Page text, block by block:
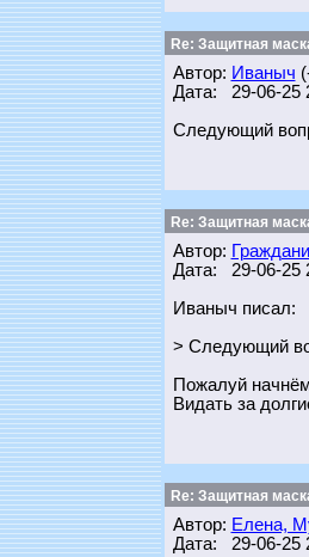
Re: Защитная
Автор: Иваныч
Дата: 29-06-25
Следующий
Re: Защитная
Автор:
Дата: 29-06-25
Иваныч писал:
> Следующий
Пожалуй
Видать за
Re: Защитная
Автор: Елена,
Дата: 29-06-25